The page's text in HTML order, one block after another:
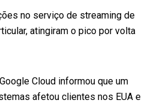
no serviço de streaming de
atingiram o pico por volta
Cloud informou que um
afetou clientes nos EUA e